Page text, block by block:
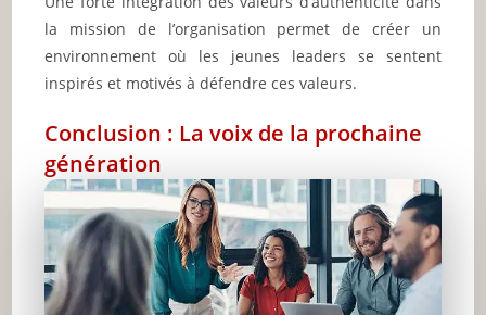
la mission de l’organisation permet de créer un
environnement où les jeunes leaders se sentent
inspirés et motivés à défendre ces valeurs.
Conclusion : La voix de la prochaine
génération